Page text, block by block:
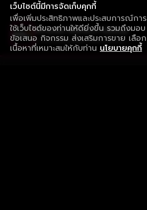
เว็บไซต์นี้มีการจัดเก็บคุกกี้
เพื่อเพิ่มประสิทธิภาพและประสบการณ์การ
ใช้เว็บไซต์ของท่านให้ดียิ่งขึ้น รวมถึงมอบ
ข้อเสนอ กิจกรรม ส่งเสริมการขาย เลือก
เนื้อหาที่เหมาะสมให้กับท่าน นโยบายคุกกี้
ใช้งานแอป ลื่นไหลกว่า ไม่มีสะดุด
ดาวน์โหลดแอปเพื่อการรับชมที่ดีกว่า